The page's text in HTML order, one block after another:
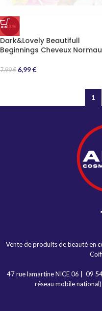
-13%
Dark&Lovely Beautifull
Beginnings Cheveux
7,99€ 6,99€
1
Vente de produits de beauté en
47 rue lamartine NICE 06 09
réseau mobile national)